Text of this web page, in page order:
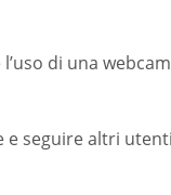
di una
seguire altri